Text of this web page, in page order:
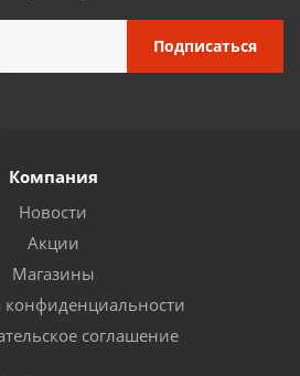
Компания
Новости
Акции
Магазины
конфиденциальности
соглашение